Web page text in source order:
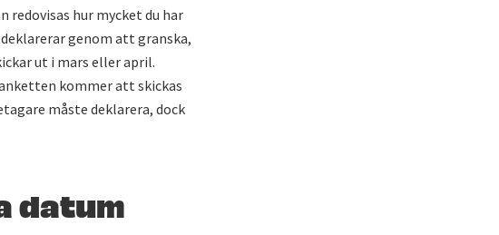
redovisas hur mycket du har
genom att granska,
ut i mars eller april.
kommer att skickas
måste deklarera, dock
datum